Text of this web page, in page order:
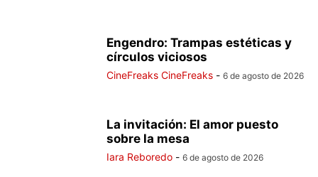
Engendro: Trampas estéticas y
círculos viciosos
CineFreaks CineFreaks - 6 de agosto de 2026
La invitación: El amor puesto
sobre la mesa
Iara Reboredo - 6 de agosto de 2026